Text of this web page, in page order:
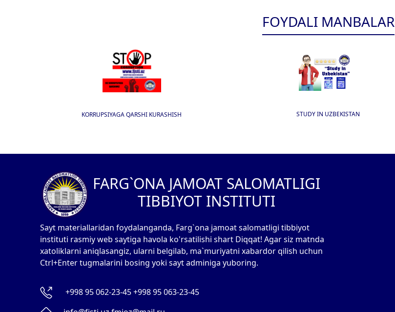
FOYDALI MANBALAR
KORRUPSIYAGA QARSHI KURASHISH STUDY IN UZBEKISTAN
FARG`ONA JAMOAT SALOMATLIGI
TIBBIYOT INSTITUTI
Sayt materiallaridan foydalanganda, Farg`ona jamoat salomatligi tibbiyot
instituti rasmiy web saytiga havola ko'rsatilishi shart Diqqat! Agar siz matnda
xatoliklarni aniqlasangiz, ularni belgilab, ma`muriyatni xabardor qilish uchun
Ctrl+Enter tugmalarini bosing yoki sayt adminiga yuboring.
+998 95 062-23-45 +998 95 063-23-45